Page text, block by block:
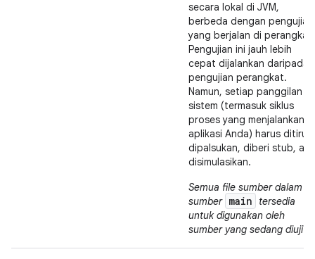
secara lokal di JVM,
berbeda dengan pengujian
yang berjalan di perangkat.
Pengujian ini jauh lebih
cepat dijalankan daripada
pengujian perangkat.
Namun, setiap panggilan
sistem (termasuk siklus
proses yang menjalankan
aplikasi Anda) harus ditiru,
dipalsukan, diberi stub,
disimulasikan.
Semua file sumber dalam
sumber main
tersedia
untuk digunakan oleh
sumber yang sedang diuji.